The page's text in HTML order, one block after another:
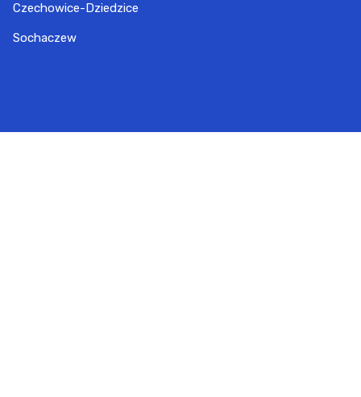
Czechowice-Dziedzice
Sochaczew